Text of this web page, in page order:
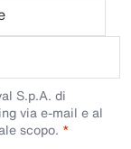
S.p.A. di
via e-mail e al
scopo.